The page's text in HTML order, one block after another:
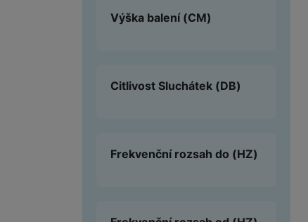
Výška balení (CM)
Citlivost Sluchátek (DB)
Frekvenční rozsah do (HZ)